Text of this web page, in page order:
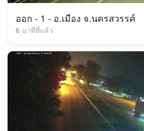
ออก - 1 - อ.เมือง จ.นครสวรรค์
6 นาทีที่แล้ว